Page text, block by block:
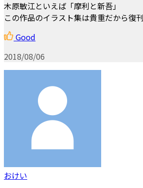
木原敏江といえば「摩利と新吾」
この作品のイラスト集は貴重だから復
Good
2018/08/06
おけい